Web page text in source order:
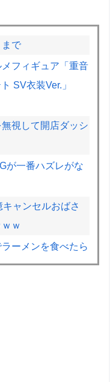
で
メフィギュア「重音
SV衣装Ver.」
無視して開店ダッシ
が一番ハズレがな
キャンセルおばさ
ｗ
ーメンを食べたら